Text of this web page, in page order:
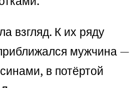
взгляд. К их ряду
мужчина —
в потёртой